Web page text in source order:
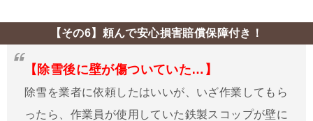
【その6】頼んで安心損害賠償保障付き！
【除雪後に壁が傷ついていた…】
除雪を業者に依頼したはいいが、いざ作業してもら
ったら、作業員が使用していた鉄製スコップが壁に